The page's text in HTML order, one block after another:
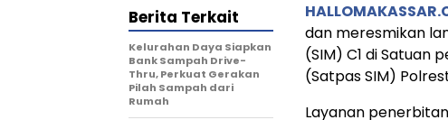
dan meresmikan
(SIM) C1 di Satuan
(Satpas SIM)
Layanan
Berita Terkait
Kelurahan Daya Siapkan
Bank Sampah Drive-
Thru, Perkuat Gerakan
Pilah Sampah dari
Rumah